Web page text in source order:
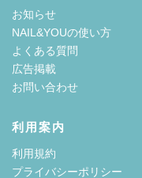
お知らせ
NAIL&YOUの使い方
よくある質問
広告掲載
お問い合わせ
利用案内
利用規約
プライバシーポリシー